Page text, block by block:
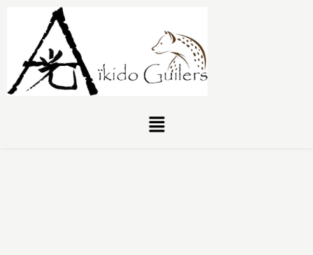
contenu
Menu